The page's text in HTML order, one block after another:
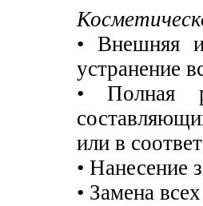
• Внешняя
устранение
• Полная
или в
• Нанесение
• Замена